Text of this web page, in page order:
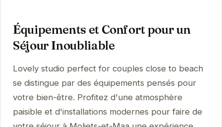
Équipements et Confort pour un
Séjour Inoubliable
Lovely studio perfect for couples close to beach
se distingue par des équipements pensés pour
votre bien-être. Profitez d'une atmosphère
paisible et d'installations modernes pour faire de